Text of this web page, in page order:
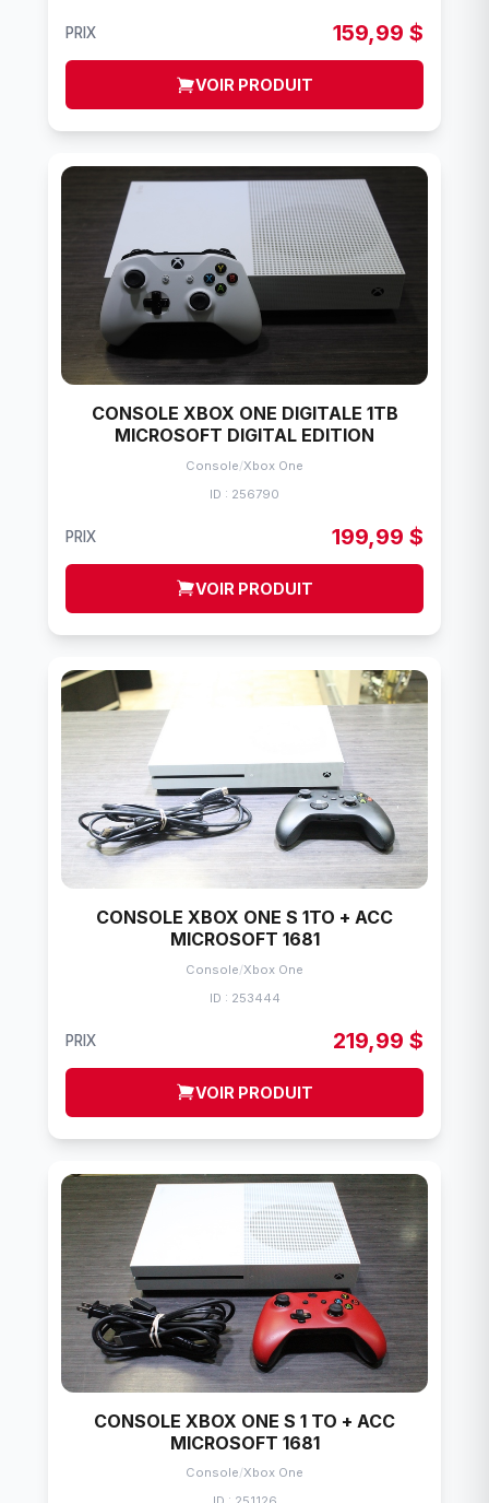
PRIX 159,99 $
VOIR PRODUIT
CONSOLE XBOX ONE DIGITALE 1TB
MICROSOFT DIGITAL EDITION
Console/Xbox One
ID : 256790
PRIX 199,99 $
VOIR PRODUIT
CONSOLE XBOX ONE S 1TO + ACC
MICROSOFT 1681
Console/Xbox One
ID : 253444
PRIX 219,99 $
VOIR PRODUIT
CONSOLE XBOX ONE S 1 TO + ACC
MICROSOFT 1681
Console/Xbox One